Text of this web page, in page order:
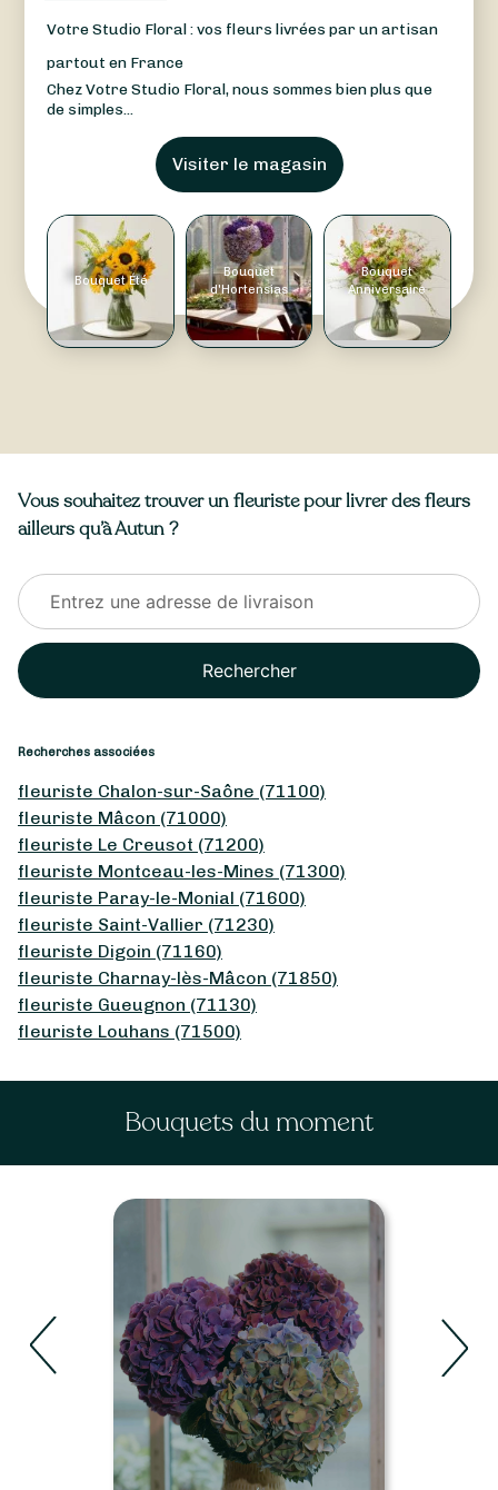
Votre Studio Floral : vos fleurs livrées par un artisan
partout en France
Chez Votre Studio Floral, nous sommes bien plus que
de simples...
Visiter le magasin
Bouquet Été
Bouquet
d'Hortensias
Bouquet
Anniversaire
Vous souhaitez trouver un fleuriste pour livrer des fleurs
ailleurs qu’à Autun ?
Rechercher
Recherches associées
fleuriste Chalon-sur-Saône (71100)
fleuriste Mâcon (71000)
fleuriste Le Creusot (71200)
fleuriste Montceau-les-Mines (71300)
fleuriste Paray-le-Monial (71600)
fleuriste Saint-Vallier (71230)
fleuriste Digoin (71160)
fleuriste Charnay-lès-Mâcon (71850)
fleuriste Gueugnon (71130)
fleuriste Louhans (71500)
Bouquets du moment